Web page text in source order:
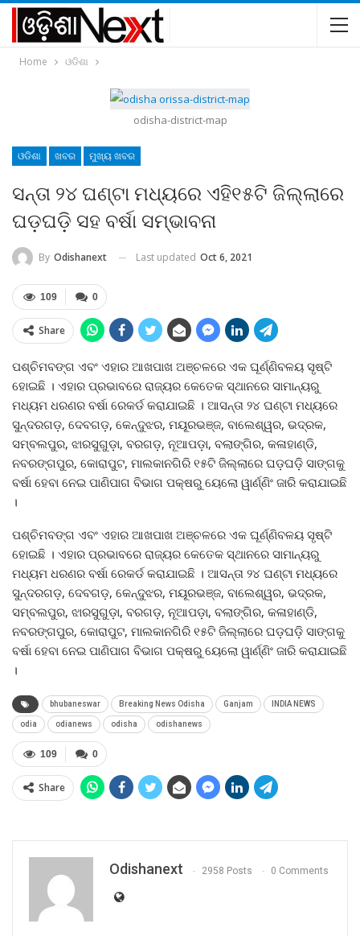
Home ଓଡିଶା
odisha-district-map
ଓଡିଶା ଖବର ମୁଖ୍ୟ ଖବର
ସନ୍ତା ୨୪ ଘଣ୍ଟା ମଧ୍ୟରେ ଏହି୧୫ଟି ଜିଲ୍ଲାରେ
ଘଡ଼ଘଡ଼ି ସହ ବର୍ଷା ସମ୍ଭାବନା
By Odishanext Last updated Oct 6, 2021
0
109
Share
ପଶ୍ଚିମବଙ୍ଗ ଏବଂ ଏହାର ଆଖପାଖ ଅଞ୍ଚଳରେ ଏକ ଘୂର୍ଣ୍ଣିବଳୟ ସୃଷ୍ଟି
ହୋଇଛି । ଏହାର ପ୍ରଭାବରେ ରାଜ୍ୟର କେତେକ ସ୍ଥାନରେ ସାମାନ୍ୟରୁ
ମଧ୍ୟମ ଧରଣର ବର୍ଷା ରେକର୍ଡ କରାଯାଇଛି । ଆସନ୍ତା ୨୪ ଘଣ୍ଟା ମଧ୍ୟରେ
ସୁନ୍ଦରଗଡ଼, ଦେବଗଡ଼, କେନ୍ଦୁଝର, ମୟୂରଭଞ୍ଜ, ବାଲେଶ୍ୱର, ଭଦ୍ରକ,
ସମ୍ବଲପୁର, ଝାରସୁଗୁଡ଼ା, ବରଗଡ଼, ନୂଆପଡ଼ା, ବଲାଙ୍ଗିର, କଳାହାଣ୍ଡି,
ନବରଙ୍ଗପୁର, କୋରାପୁଟ, ମାଲକାନଗିରି ୧୫ଟି ଜିଲ୍ଲାରେ ଘଡ଼ଘଡ଼ି ସାଙ୍ଗକୁ
ବର୍ଷା ହେବା ନେଇ ପାଣିପାଗ ବିଭାଗ ପକ୍ଷରୁ ୟେଲୋ ୱାର୍ଣ୍ଣିଂ ଜାରି କରାଯାଇଛି
।
ପଶ୍ଚିମବଙ୍ଗ ଏବଂ ଏହାର ଆଖପାଖ ଅଞ୍ଚଳରେ ଏକ ଘୂର୍ଣ୍ଣିବଳୟ ସୃଷ୍ଟି
ହୋଇଛି । ଏହାର ପ୍ରଭାବରେ ରାଜ୍ୟର କେତେକ ସ୍ଥାନରେ ସାମାନ୍ୟରୁ
ମଧ୍ୟମ ଧରଣର ବର୍ଷା ରେକର୍ଡ କରାଯାଇଛି । ଆସନ୍ତା ୨୪ ଘଣ୍ଟା ମଧ୍ୟରେ
ସୁନ୍ଦରଗଡ଼, ଦେବଗଡ଼, କେନ୍ଦୁଝର, ମୟୂରଭଞ୍ଜ, ବାଲେଶ୍ୱର, ଭଦ୍ରକ,
ସମ୍ବଲପୁର, ଝାରସୁଗୁଡ଼ା, ବରଗଡ଼, ନୂଆପଡ଼ା, ବଲାଙ୍ଗିର, କଳାହାଣ୍ଡି,
ନବରଙ୍ଗପୁର, କୋରାପୁଟ, ମାଲକାନଗିରି ୧୫ଟି ଜିଲ୍ଲାରେ ଘଡ଼ଘଡ଼ି ସାଙ୍ଗକୁ
ବର୍ଷା ହେବା ନେଇ ପାଣିପାଗ ବିଭାଗ ପକ୍ଷରୁ ୟେଲୋ ୱାର୍ଣ୍ଣିଂ ଜାରି କରାଯାଇଛି
।
bhubaneswar Breaking News Odisha Ganjam INDIA NEWS
odia odianews odisha odishanews
0
109
Share
Odishanext 2958 Posts 0 Comments